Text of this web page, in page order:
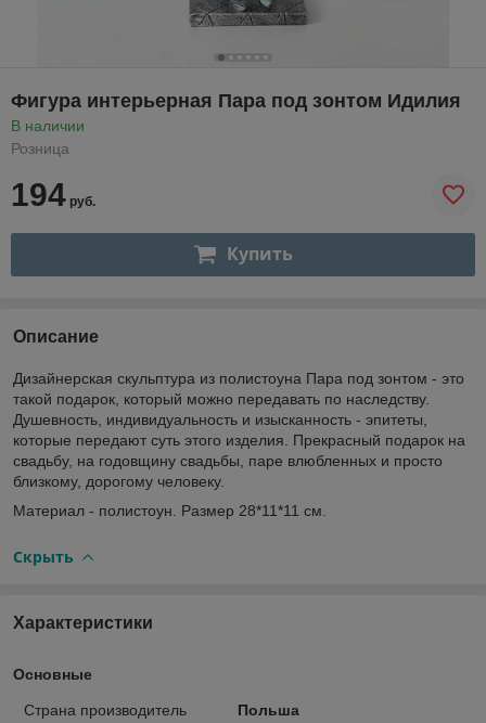
Фигура интерьерная Пара под зонтом Идилия
В наличии
Розница
194 руб.
Купить
Описание
Дизайнерская скульптура из полистоуна Пара под зонтом - это
такой подарок, который можно передавать по наследству.
Душевность, индивидуальность и изысканность - эпитеты,
которые передают суть этого изделия. Прекрасный подарок на
свадьбу, на годовщину свадьбы, паре влюбленных и просто
близкому, дорогому человеку.
Материал - полистоун. Размер 28*11*11 см.
Скрыть
Характеристики
Основные
Страна производитель
Польша